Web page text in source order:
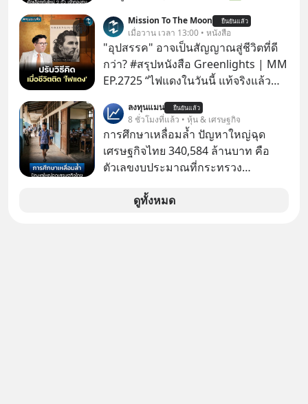
เจ้าของผู้นำ AI จีน ตั้งแต่โรงงานผลิตชิป
หน่วยความจำ โมเดล AI ยันหุ่นยนต์
✅ได้การรับยกเว้นภาษี Capital Gain
ตามกฎหมายภาษีของประเทศไทย
Mission To The Moon ยืนยันแล้ว
เมื่อวาน เวลา 13:00 • หนังสือ
"อุปสรรค" อาจเป็นสัญญาณสู่ชีวิตที่ดี
กว่า? #สรุปหนังสือ Greenlights | MM
EP.2725 “ไฟแดงในวันนี้ แท้จริงแล้ว
เปลี่ยนสี” McConaughey ดาราดาวรุ่ง
ในยุคหนึ่ง เคยปฏิเสธเงินค่าตัวหนังรอม
คอมที่สูงถึง 14.5 ล้านดอลลาร์ (หรือ
ราว 500 ล้านบาท) เพียงเพราะเขาไม่
ตามมาคือ โทรศัพท์ของเขากลายเป็น
ความเงียบสนิทนานถึง 14 เดือนเต็ม แต่
ลงทุนแมน ยืนยันแล้ว
8 ชั่วโมงที่แล้ว • หุ้น & เศรษฐกิจ
การศึกษาเหลื่อมล้ำ ปัญหาใหญ่ฉุด
เศรษฐกิจไทย 340,584 ล้านบาท คือ
ตัวเลขงบประมาณที่กระทรวง
รายจ่ายประจำปี 2568 ซึ่งมากที่สุดเป็น
ดูทั้งหมด